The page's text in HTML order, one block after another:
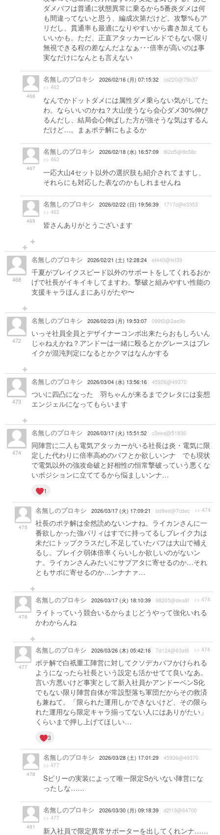
ダメバフは普通に状態異常に乗るから5番炎ダメは何
も間違ってないと思う、編成次第だけど。攻撃%もア
リだし、貫通率も最適になりやすいから書き加えても
いいかも。ただ、正直アタッカービルドでもない限り
無視できる程の差なんだよなぁ･･･倍率が高いのは事
実なだけになんとも言えない
466
名無しのプロキシ 2026/02/16 (月) 07:15:32 ca220@75b37
>> 462
なんでかドットダメには属性ダメ乗らない気がしてた
わ。ならいいのかね？大山使うなら会心ダメ30%伸び
るんだし、結局会心伸ばした方が強そうな気はするん
だけど…。まぁポテ解にもよるか
467
名無しのプロキシ 2026/02/18 (水) 16:57:09 f62d5@8b58c
>> 462
一応大山4セット以外の選択肢も紹介されてますし、
それらにも対応した表なのかもしれませんね
469
名無しのプロキシ 2026/02/22 (日) 19:56:39 1717c@e3353
>> 462
皆さんありがとうございます
468
名無しのプロキシ 2026/02/21 (土) 12:28:24 ef440@fef39
千夏がブレイクスピード以外のサポートをしてくれるおか
げで社長がイキイキしてますわ。撃破と組みやすい性能の
支援キャラほんまにありがたや〜
472
名無しのプロキシ 2026/02/23 (月) 19:53:07 099f2@2ae9b
いっそ社員全員とデザイナーコンボ出来たらおもしろいん
じゃねえかね？アンドーは一緒に殴るとかグレースはブレ
イクが混沌判定になるとかクマはなんかする
473
名無しのプロキシ 2026/03/04 (水) 13:56:16 45926@49370
ついに四凸になった 羽ちゃんが来るまでクレタには妄想
エンジェルになってもらいます
474
名無しのプロキシ 2026/03/17 (火) 15:51:52 c3eea@51836
同陣営に二人も電気アタッカーがいる社長は炎・電気に限
定した代わりに倍率高めのバフとか欲しいンナ でも現状
で電気以外の強攻命破と好相性の恒常撃破っていう悪くな
いポジションに立ててるから悩ましいンナ…
1
475
名無しのプロキシ 2026/03/17 (火) 17:09:21 bd9ee@7cdec >> 474
社長のポテ解は全然読めないンナね。ライカンさんに一
番欲しかった強パリィはすでに持ってるしブレイク力は
未だにトップクラスだし不足していたバフは大山で補え
るし。ブレイク弱体倍率くらいしか欲しいのがないン
ナ。ライカンさんみたいにサブアタに寄せるのか…それ
ともサポに寄せるのか…ンナナァ…
476
名無しのプロキシ 2026/03/17 (火) 18:10:39 98205@dea8f >> 474
ライトっていう競合いるからまじどうやって強化いれる
かわからんね
477
名無しのプロキシ 2026/03/26 (木) 05:42:16 7d124@63af6 >> 474
ポテ解で白祇重工陣営に対してクソデカバフかけられる
ようになったら社長という設定も活かせてて良いなあ。
言い方悪いけど事実として新入社員かアンドーベンS化
でもない限り陣営自体が常設型落ち軍団だからその救済
も兼ねて。「限られた運用しかできないけど、その限ら
れた運用なら限定キャラ揃ってない人にはありがたい」
くらいまで押し上げてほしい…
3
478
名無しのプロキシ 2026/03/28 (土) 17:01:29 45926@49370
>> 477
Sビリーの実装によって唯一限定Sがいない陣営にな
ったしな……
481
名無しのプロキシ 2026/03/30 (月) 09:18:39 d2f13@64700
>> 477
新入社員で限定異常サポーターを出してくれンナ……